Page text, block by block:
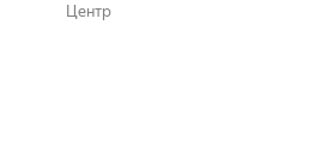
Центр